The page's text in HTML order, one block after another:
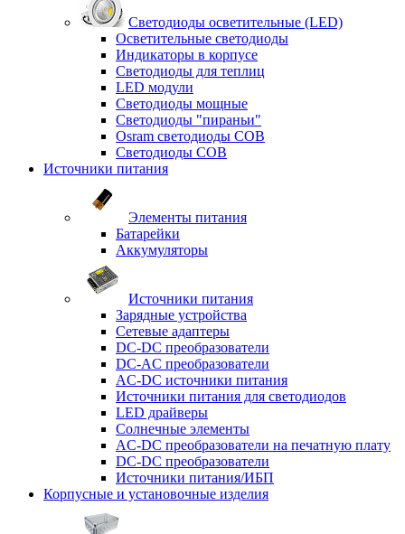
Светодиоды осветительные (LED)
Осветительные светодиоды
Индикаторы в корпусе
Светодиоды для теплиц
LED модули
Светодиоды мощные
Светодиоды "пираньи"
Osram светодиоды COB
Светодиоды COB
Источники питания
Элементы питания
Батарейки
Аккумуляторы
Источники питания
Зарядные устройства
Сетевые адаптеры
DC-DC преобразователи
DC-AC преобразователи
AC-DC источники питания
Источники питания для светодиодов
LED драйверы
Солнечные элементы
AC-DC преобразователи на печатную плату
DC-DC преобразователи
Источники питания/ИБП
Корпусные и установочные изделия